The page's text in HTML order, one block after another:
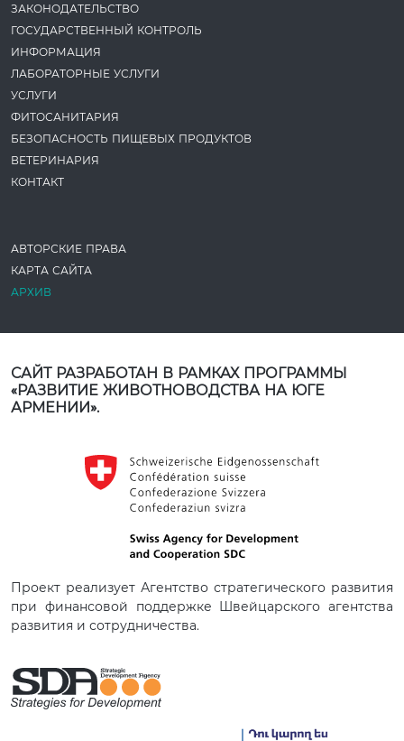
ЗАКОНОДАТЕ­ЛЬСТВО
ГОСУДАРСТВЕННЫЙ КОНТРОЛЬ
ИНФОРМАЦИЯ
ЛАБОРАТОРНЫЕ УСЛУГИ
УСЛУГИ
ФИТОСАНИТАРИЯ
БЕЗОПАСНОСТЬ ПИЩЕВЫХ ПРОДУКТОВ
ВЕТЕРИНАРИЯ
КОНТАКТ
АВТОРСКИЕ ПРАВА
КАРТА САЙТА
АРХИВ
САЙТ РАЗРАБОТАН В РАМКАХ ПРОГРАММЫ
«РАЗВИТИЕ ЖИВОТНОВОДСТВА НА ЮГЕ
АРМЕНИИ».
Проект реализует Агентство стратегического развития
при финансовой поддержке Швейцарского агентства
развития и сотрудничества.